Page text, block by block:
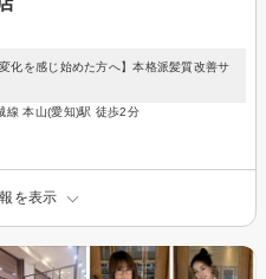
化を感じ始めた方へ】本格派髪質改善サ
線 本山(愛知)駅 徒歩2分
を表示